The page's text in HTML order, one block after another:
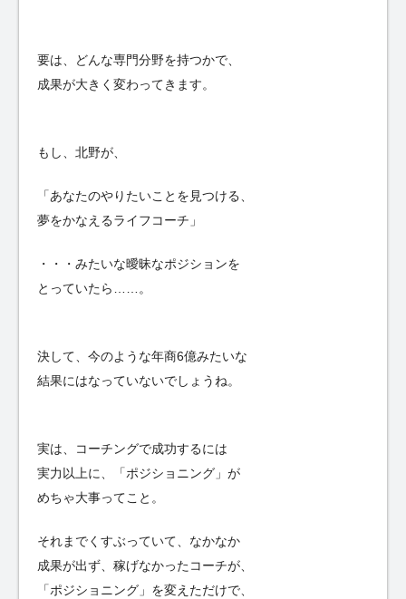
要は、どんな専門分野を持つかで、
成果が大きく変わってきます。
もし、北野が、
「あなたのやりたいことを見つける、
夢をかなえるライフコーチ」
・・・みたいな曖昧なポジションを
とっていたら……。
決して、今のような年商6億みたいな
結果にはなっていないでしょうね。
実は、コーチングで成功するには
実力以上に、「ポジショニング」が
めちゃ大事ってこと。
それまでくすぶっていて、なかなか
成果が出ず、稼げなかったコーチが、
「ポジショニング」を変えただけで、